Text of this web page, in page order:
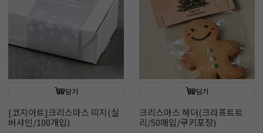
담기
[코지아트]크리스마스 띠지(실
버샤인/100개입)
담기
크리스마스 헤더(크라프트트
리/50매입/쿠키포장)